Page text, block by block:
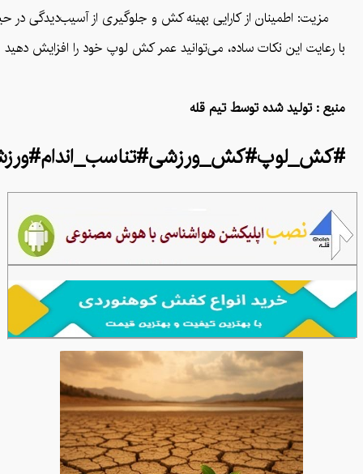
مزیت: اطمینان از کارایی بهینه کش و جلوگیری از آسیب‌دیدگی در
با رعایت این نکات ساده، می‌توانید عمر کش لوپ خود را افزایش
منبع : تولید شده توسط تیم قله